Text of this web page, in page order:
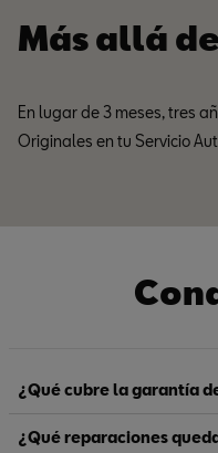
Más allá
En lugar de 3 meses, tres
Originales en tu Servicio
¿Qué cubre la garantía
¿Qué reparaciones